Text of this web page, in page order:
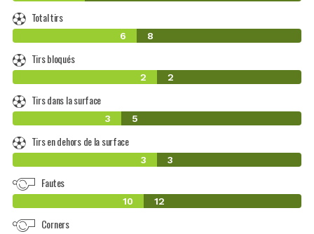
Total tirs
6 8
Tirs bloqués
2 2
Tirs dans la surface
3 5
Tirs en dehors de la surface
3 3
Fautes
10 12
Corners